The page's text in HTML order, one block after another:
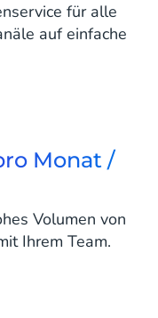
für alle
auf einfache
Monat /
Volumen von
Ihrem Team.